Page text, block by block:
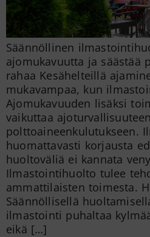
Säännöllinen
ajomukavuutta ja säästää
rahaa Kesähelteillä
mukavampaa, kun
Ajomukavuuden lisäksi
vaikuttaa
polttoaineenkulutukseen.
huomattavasti korjausta
huoltoväliä ei kannata
Ilmastointihuolto tulee
ammattilaisten toimesta.
Säännöllisellä
ilmastointi puhaltaa
eikä […]